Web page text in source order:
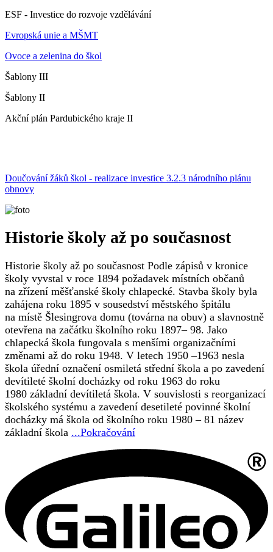
ESF - Investice do rozvoje vzdělávání
Evropská unie a MŠMT
Ovoce a zelenina do škol
Šablony III
Šablony II
Akční plán Pardubického kraje II
Doučování žáků škol - realizace investice 3.2.3 národního plánu
obnovy
Historie školy až po současnost
Historie školy až po současnost Podle zápisů v kronice
školy vyvstal v roce 1894 požadavek místních občanů
na zřízení měšťanské školy chlapecké. Stavba školy byla
zahájena roku 1895 v sousedství městského špitálu
na místě Šlesingrova domu (továrna na obuv) a slavnostně
otevřena na začátku školního roku 1897– 98. Jako
chlapecká škola fungovala s menšími organizačními
změnami až do roku 1948. V letech 1950 –1963 nesla
škola úřední označení osmiletá střední škola a po zavedení
devítileté školní docházky od roku 1963 do roku
1980 základní devítiletá škola. V souvislosti s reorganizací
školského systému a zavedení desetileté povinné školní
docházky má škola od školního roku 1980 – 81 název
základní škola ...Pokračování